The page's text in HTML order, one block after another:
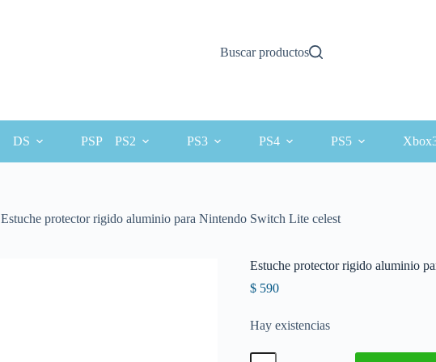
Buscar productos
DS PSP PS2 PS3 PS4 PS5
Estuche protector rigido aluminio para Nintendo Switch Lite celest
Estuche protector rigido aluminio
$ 590
Hay existencias
Estuche